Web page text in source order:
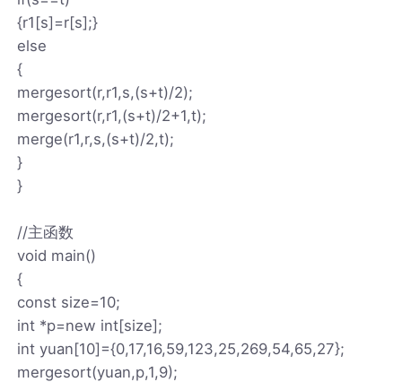
{r1[s]=r[s];}
else
{
mergesort(r,r1,s,(s+t)/2);
mergesort(r,r1,(s+t)/2+1,t);
merge(r1,r,s,(s+t)/2,t);
}
}
//主函数
void main()
{
const size=10;
int *p=new int[size];
int yuan[10]={0,17,16,59,123,25,269,54,65,27};
mergesort(yuan,p,1,9);